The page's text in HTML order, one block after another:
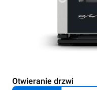
Otwieranie drzwi